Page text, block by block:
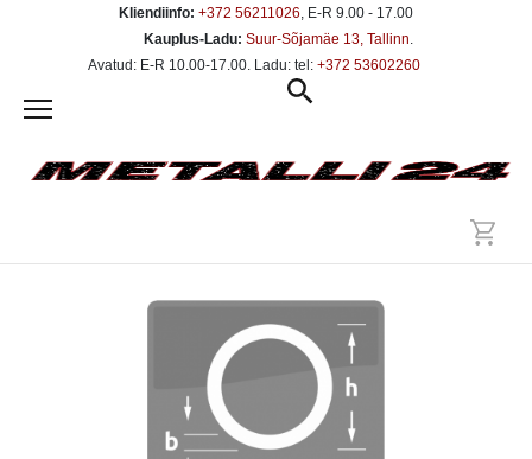
Kliendiinfo: +372 56211026, E-R 9.00 - 17.00
Kauplus-Ladu: Suur-Sõjamäe 13, Tallinn.
Avatud: E-R 10.00-17.00. Ladu: tel: +372 53602260